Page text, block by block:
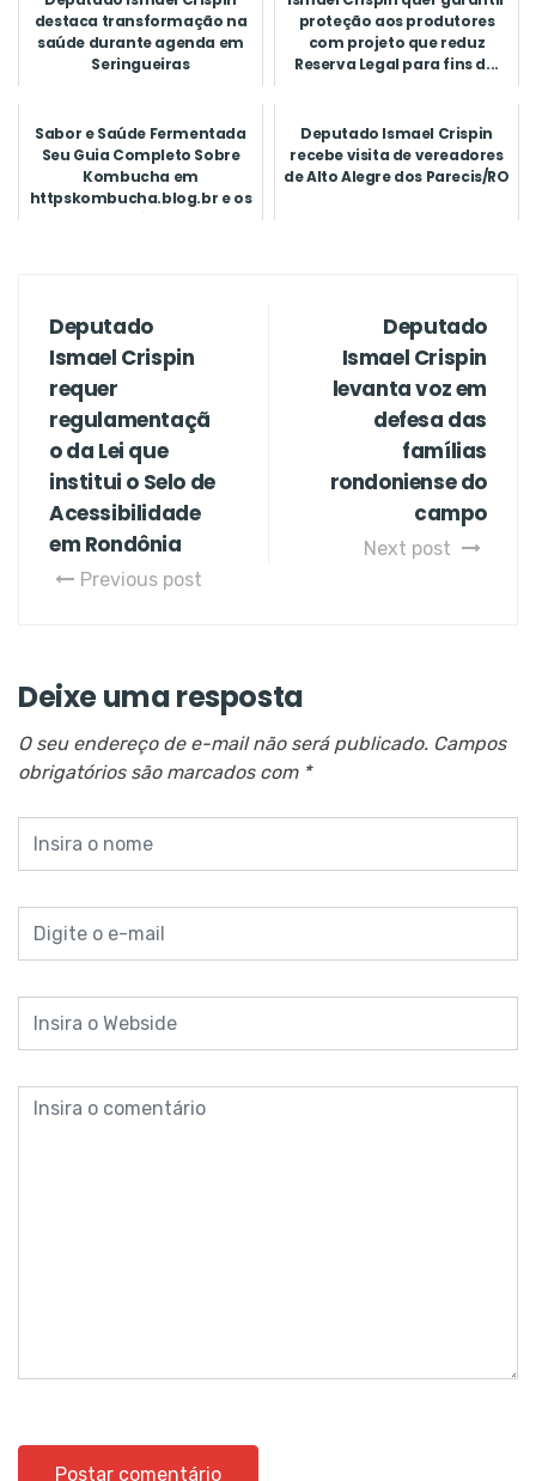
destaca transformação na
saúde durante agenda em
Seringueiras
proteção aos produtores
com projeto que reduz
Reserva Legal para fins d...
Sabor e Saúde Fermentada
Seu Guia Completo Sobre
Kombucha em
httpskombucha.blog.br e os
Benefícios P
Deputado Ismael Crispin
recebe visita de vereadores
de Alto Alegre dos Parecis/RO
Deputado
Ismael Crispin
requer
regulamentaçã
o da Lei que
institui o Selo de
Acessibilidade
em Rondônia
Previous post
Deputado
Ismael Crispin
levanta voz em
defesa das
famílias
rondoniense do
campo
Next post
Deixe uma resposta
O seu endereço de e-mail não será publicado. Campos
obrigatórios são marcados com *